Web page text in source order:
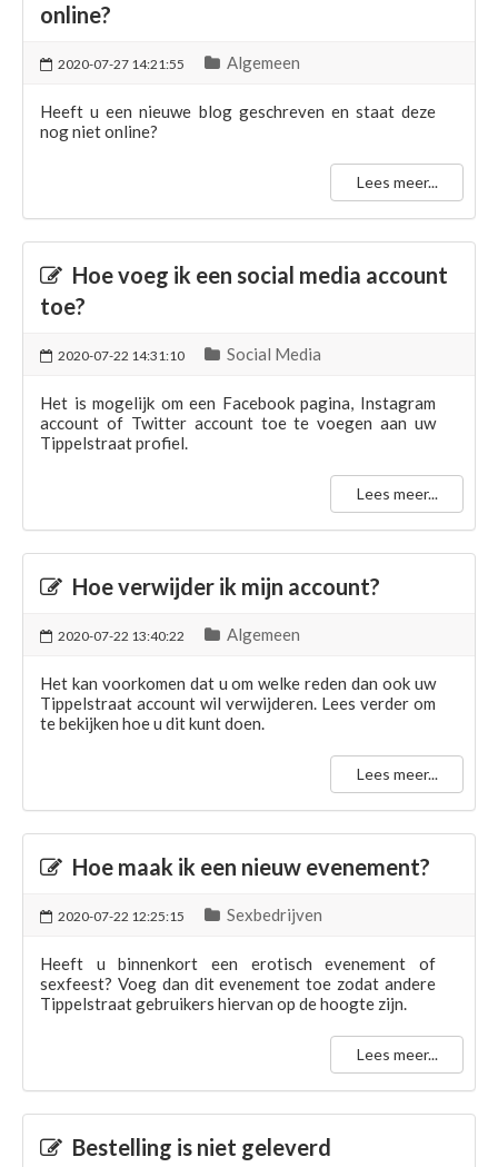
online?
2020-07-27 14:21:55 Algemeen
Heeft u een nieuwe blog geschreven en staat deze
nog niet online?
Lees meer...
Hoe voeg ik een social media account
toe?
2020-07-22 14:31:10 Social Media
Het is mogelijk om een Facebook pagina, Instagram
account of Twitter account toe te voegen aan uw
Tippelstraat profiel.
Lees meer...
Hoe verwijder ik mijn account?
2020-07-22 13:40:22 Algemeen
Het kan voorkomen dat u om welke reden dan ook uw
Tippelstraat account wil verwijderen. Lees verder om
te bekijken hoe u dit kunt doen.
Lees meer...
Hoe maak ik een nieuw evenement?
2020-07-22 12:25:15 Sexbedrijven
Heeft u binnenkort een erotisch evenement of
sexfeest? Voeg dan dit evenement toe zodat andere
Tippelstraat gebruikers hiervan op de hoogte zijn.
Lees meer...
Bestelling is niet geleverd